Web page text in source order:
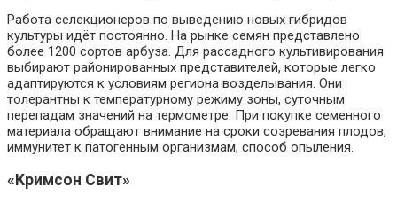
Работа селекционеров по выведению новых гибридов
культуры идёт постоянно. На рынке семян представлено
более 1200 сортов арбуза. Для рассадного культивирования
выбирают районированных представителей, которые легко
адаптируются к условиям региона возделывания. Они
толерантны к температурному режиму зоны, суточным
перепадам значений на термометре. При покупке семенного
материала обращают внимание на сроки созревания плодов,
иммунитет к патогенным организмам, способ опыления.
«Кримсон Свит»